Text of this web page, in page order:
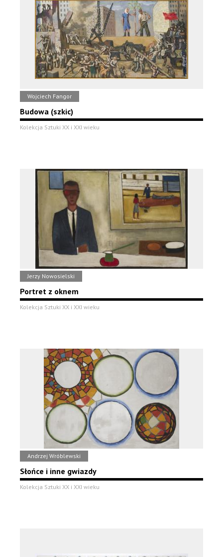
Wojciech Fangor
Budowa (szkic)
Kolekcja Sztuki XX i XXI wieku
Jerzy Nowosielski
Portret z oknem
Kolekcja Sztuki XX i XXI wieku
Andrzej Wróblewski
Słońce i inne gwiazdy
Kolekcja Sztuki XX i XXI wieku